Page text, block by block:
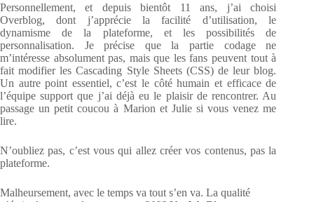
Personnellement, et depuis bientôt 11 ans, j’ai choisi
Overblog, dont j’apprécie la facilité d’utilisation, le
dynamisme de la plateforme, et les possibilités de
personnalisation. Je précise que la partie codage ne
m’intéresse absolument pas, mais que les fans peuvent tout à
fait modifier les Cascading Style Sheets (CSS) de leur blog.
Un autre point essentiel, c’est le côté humain et efficace de
l’équipe support que j’ai déjà eu le plaisir de rencontrer. Au
passage un petit coucou à Marion et Julie si vous venez me
lire.
N’oubliez pas, c’est vous qui allez créer vos contenus, pas la
plateforme.
Malheursement, avec le temps va tout s’en va. La qualité